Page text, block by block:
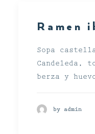
Ramen
Sopa
Candeleda,
berza y
by admin